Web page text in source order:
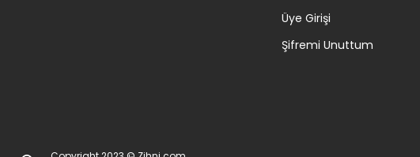
Üye Girişi
Şifremi Unuttum